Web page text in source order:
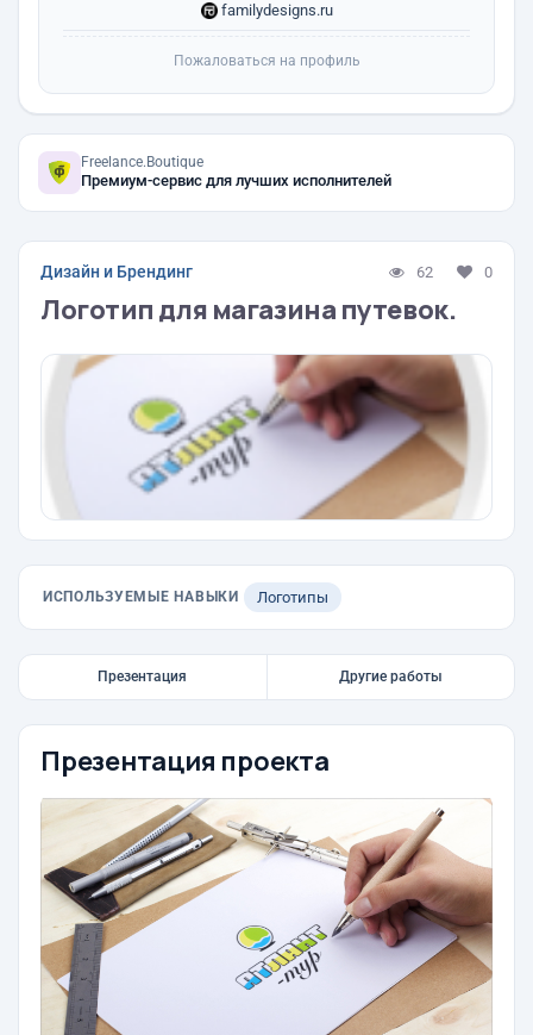
familydesigns.ru
Пожаловаться на профиль
Freelance.Boutique
Премиум-сервис для лучших исполнителей
Дизайн и Брендинг 62 0
Логотип для магазина путевок.
ИСПОЛЬЗУЕМЫЕ НАВЫКИ Логотипы
Презентация Другие работы
Презентация проекта